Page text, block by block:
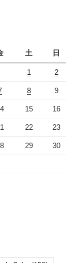
土 日
1 2
8 9
15 16
22 23
29 30